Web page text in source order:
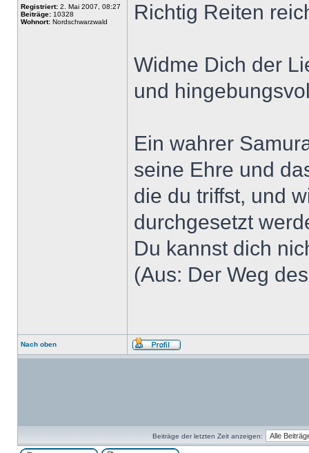
Registriert: 2. Mai 2007, 08:27
Beiträge: 10328
Wohnort: Nordschwarzwald
Richtig Reiten
Widme Dich der
und
Ein wahrer
seine Ehre und
die du triffst, und
durchgesetzt
Du kannst dich
(Aus: Der Weg
Nach oben
Beiträge der letzten Zeit anzeigen: